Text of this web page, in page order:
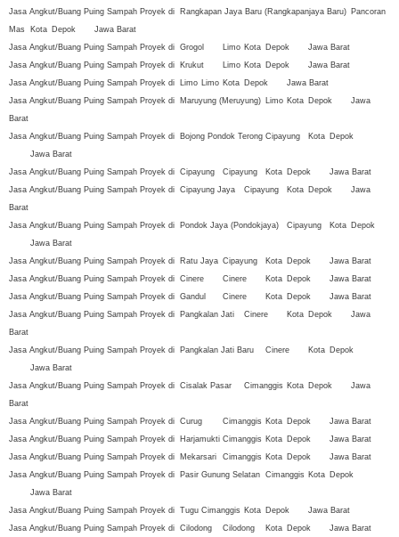
Jasa Angkut/Buang Puing Sampah Proyek di
Rangkapan Jaya Baru (Rangkapanjaya Baru) Pancoran
Mas
Kota Depok
Jawa Barat
Jasa Angkut/Buang Puing Sampah Proyek di Grogol Limo Kota Depok
Jawa Barat
Jasa Angkut/Buang Puing Sampah Proyek di
Krukut Limo Kota Depok
Jawa Barat
Jasa Angkut/Buang Puing Sampah Proyek di
Limo Limo Kota Depok
Jawa Barat
Jasa Angkut/Buang Puing Sampah Proyek di
Maruyung (Meruyung) Limo Kota Depok
Jawa
Barat
Jasa Angkut/Buang Puing Sampah Proyek di
Bojong Pondok Terong Cipayung Kota Depok
Jawa Barat
Jasa Angkut/Buang Puing Sampah Proyek di Cipayung Cipayung Kota Depok
Jawa Barat
Jasa Angkut/Buang Puing Sampah Proyek di Cipayung Jaya Cipayung Kota Depok
Jawa
Barat
Jasa Angkut/Buang Puing Sampah Proyek di
Pondok Jaya (Pondokjaya) Cipayung Kota Depok
Jawa Barat
Jasa Angkut/Buang Puing Sampah Proyek di
Ratu Jaya Cipayung Kota Depok
Jawa Barat
Jasa Angkut/Buang Puing Sampah Proyek di Cinere Cinere Kota Depok
Jawa Barat
Jasa Angkut/Buang Puing Sampah Proyek di Gandul Cinere Kota Depok
Jawa Barat
Jasa Angkut/Buang Puing Sampah Proyek di
Pangkalan Jati Cinere Kota Depok
Jawa
Barat
Jasa Angkut/Buang Puing Sampah Proyek di
Pangkalan Jati Baru Cinere Kota Depok
Jawa Barat
Jasa Angkut/Buang Puing Sampah Proyek di Cisalak Pasar Cimanggis Kota Depok
Jawa
Barat
Jasa Angkut/Buang Puing Sampah Proyek di Curug Cimanggis Kota Depok
Jawa Barat
Jasa Angkut/Buang Puing Sampah Proyek di
Harjamukti Cimanggis Kota Depok
Jawa Barat
Jasa Angkut/Buang Puing Sampah Proyek di
Mekarsari Cimanggis Kota Depok
Jawa Barat
Jasa Angkut/Buang Puing Sampah Proyek di
Pasir Gunung Selatan Cimanggis Kota Depok
Jawa Barat
Jasa Angkut/Buang Puing Sampah Proyek di Tugu Cimanggis Kota Depok
Jawa Barat
Jasa Angkut/Buang Puing Sampah Proyek di Cilodong Cilodong Kota Depok
Jawa Barat